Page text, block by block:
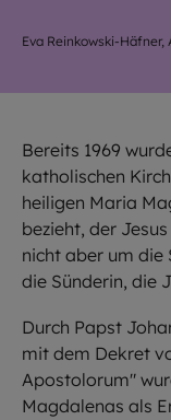
Eva Reinkowski-
Bereits 1969
katholischen
heiligen Maria
bezieht, der
nicht aber um die
die Sünderin, die
Durch Papst
mit dem Dekret
Apostolorum"
Magdalenas als